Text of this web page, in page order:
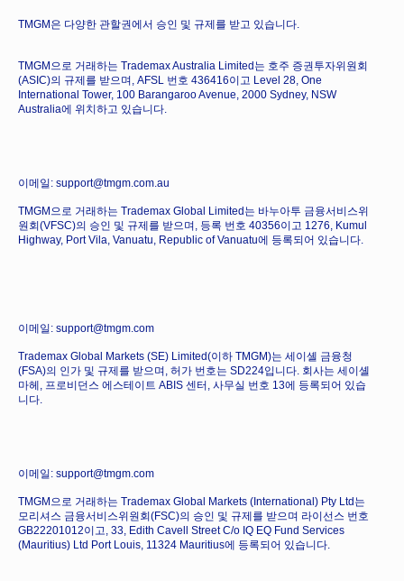
TMGM은 다양한 관할권에서 승인 및 규제를 받고 있습니다.
TMGM으로 거래하는 Trademax Australia Limited는 호주 증권투자위원회
(ASIC)의 규제를 받으며, AFSL 번호 436416이고 Level 28, One
International Tower, 100 Barangaroo Avenue, 2000 Sydney, NSW
Australia에 위치하고 있습니다.
이메일: support@tmgm.com.au
TMGM으로 거래하는 Trademax Global Limited는 바누아투 금융서비스위
원회(VFSC)의 승인 및 규제를 받으며, 등록 번호 40356이고 1276, Kumul
Highway, Port Vila, Vanuatu, Republic of Vanuatu에 등록되어 있습니다.
이메일: support@tmgm.com
Trademax Global Markets (SE) Limited(이하 TMGM)는 세이셸 금융청
(FSA)의 인가 및 규제를 받으며, 허가 번호는 SD224입니다. 회사는 세이셸
마헤, 프로비던스 에스테이트 ABIS 센터, 사무실 번호 13에 등록되어 있습
니다.
이메일: support@tmgm.com
TMGM으로 거래하는 Trademax Global Markets (International) Pty Ltd는
모리셔스 금융서비스위원회(FSC)의 승인 및 규제를 받으며 라이선스 번호
GB22201012이고, 33, Edith Cavell Street C/o IQ EQ Fund Services
(Mauritius) Ltd Port Louis, 11324 Mauritius에 등록되어 있습니다.